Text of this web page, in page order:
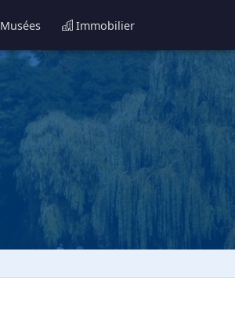
Musées Immobilier